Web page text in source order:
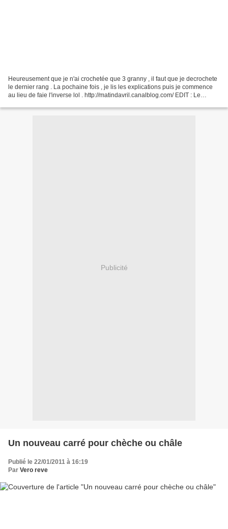
Heureusement que je n'ai crochetée que 3 granny , il faut que je decrochete
le dernier rang . La pochaine fois , je lis les explications puis je commence
au lieu de faie l'inverse lol . http://matindavril.canalblog.com/ EDIT : Le
Publicité
Un nouveau carré pour chèche ou châle
Publié le 22/01/2011 à 16:19
Par Vero reve